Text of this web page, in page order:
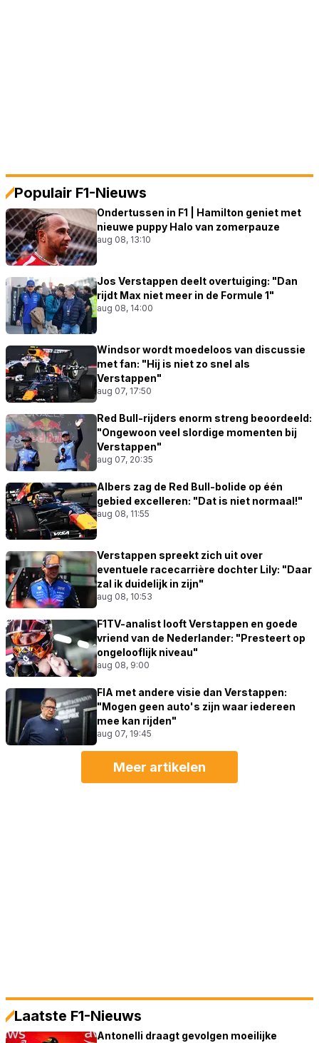
Populair F1-Nieuws
Ondertussen in F1 | Hamilton geniet met
nieuwe puppy Halo van zomerpauze
aug 08, 13:10
Jos Verstappen deelt overtuiging: "Dan
rijdt Max niet meer in de Formule 1"
aug 08, 14:00
Windsor wordt moedeloos van discussie
met fan: "Hij is niet zo snel als
Verstappen"
aug 07, 17:50
Red Bull-rijders enorm streng beoordeeld:
"Ongewoon veel slordige momenten bij
Verstappen"
aug 07, 20:35
Albers zag de Red Bull-bolide op één
gebied excelleren: "Dat is niet normaal!"
aug 08, 11:55
Verstappen spreekt zich uit over
eventuele racecarrière dochter Lily: "Daar
zal ik duidelijk in zijn"
aug 08, 10:53
F1TV-analist looft Verstappen en goede
vriend van de Nederlander: "Presteert op
ongelooflijk niveau"
aug 08, 9:00
FIA met andere visie dan Verstappen:
"Mogen geen auto's zijn waar iedereen
mee kan rijden"
aug 07, 19:45
Meer artikelen
Laatste F1-Nieuws
Antonelli draagt gevolgen moeilijke